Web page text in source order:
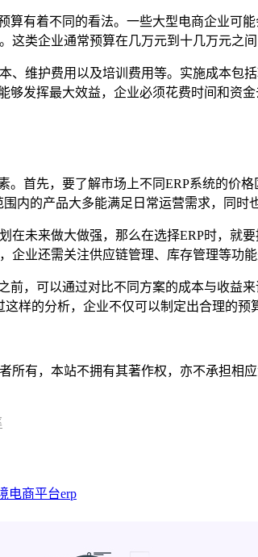
算有着不同的看法。一些大型电商企业
这类企业通常预算在几万元到十几万元之
、维护费用以及培训费用等。实施成本
够发挥最大效益，企业必须花费时间和
。首先，要了解市场上不同ERP系统的
内的产品大多能满足日常运营需求，同时
在未来做大做强，那么在选择ERP时，
企业还需关注供应链管理、库存管理等功
前，可以通过对比不同方案的成本与收益
样的分析，企业不仅可以制定出合理的预
有，本站不拥有其著作权，亦不承担相
电商平台erp